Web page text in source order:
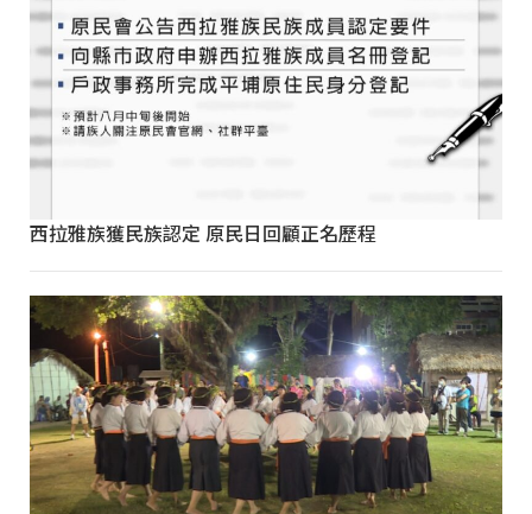
西拉雅族獲民族認定 原民日回顧正名歷程